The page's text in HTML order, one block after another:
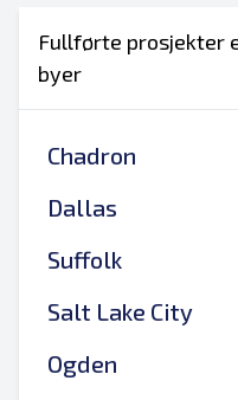
Fullførte prosjekter
byer
Chadron
Dallas
Suffolk
Salt Lake City
Ogden